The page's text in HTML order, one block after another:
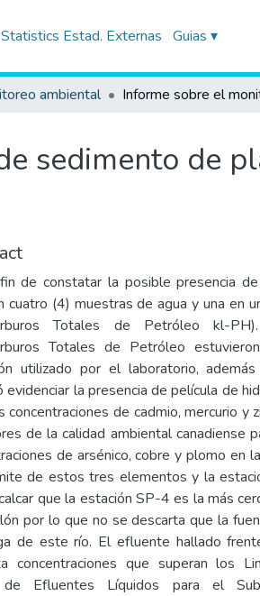
Statistics Estad. Externas Guias ▾
ambiental
sedimento de
de constatar la posible presencia
cuatro (4) muestras de agua y una en
Totales de Petróleo kl-
Totales de Petróleo
utilizado por el laboratorio,
evidenciar la presencia de película de
concentraciones de cadmio, mercurio y
de la calidad ambiental canadiense
de arsénico, cobre y plomo en
de estos tres elementos y la
que la estación SP-4 es la más
por lo que no se descarta que la
de este río. El efluente hallado
concentraciones que superan los
Efluentes Líquidos para el